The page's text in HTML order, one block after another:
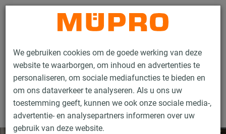
We gebruiken cookies om de goede werking van deze
website te waarborgen, om inhoud en advertenties te
personaliseren, om sociale mediafuncties te bieden en
om ons dataverkeer te analyseren. Als u ons uw
toestemming geeft, kunnen we ook onze sociale media-,
advertentie- en analysepartners informeren over uw
gebruik van deze website.
Contact
Carrière Werken bij MÜPRO